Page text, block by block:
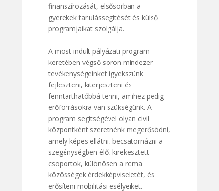
finanszírozását, elsősorban a
gyerekek tanulássegítését és külső
programjaikat szolgálja.
A most indult pályázati program
keretében végső soron mindezen
tevékenységeinket igyekszünk
fejleszteni, kiterjeszteni és
fenntarthatóbbá tenni, amihez pedig
erőforrásokra van szükségünk. A
program segítségével olyan civil
központként szeretnénk megerősödni,
amely képes ellátni, becsatornázni a
szegénységben élő, kirekesztett
csoportok, különösen a roma
közösségek érdekképviseletét, és
erősíteni mobilitási esélyeiket.